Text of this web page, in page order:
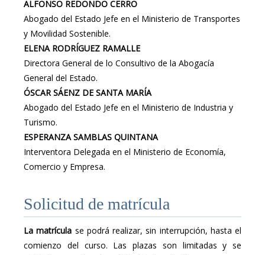
ALFONSO REDONDO CERRO
Abogado del Estado Jefe en el Ministerio de Transportes
y Movilidad Sostenible.
ELENA RODRÍGUEZ RAMALLE
Directora General de lo Consultivo de la Abogacía
General del Estado.
ÓSCAR SÁENZ DE SANTA MARÍA
Abogado del Estado Jefe en el Ministerio de Industria y
Turismo.
ESPERANZA SAMBLAS QUINTANA
Interventora Delegada en el Ministerio de Economía,
Comercio y Empresa.
Solicitud de matrícula
La matrícula se podrá realizar, sin interrupción, hasta el
comienzo del curso. Las plazas son limitadas y se